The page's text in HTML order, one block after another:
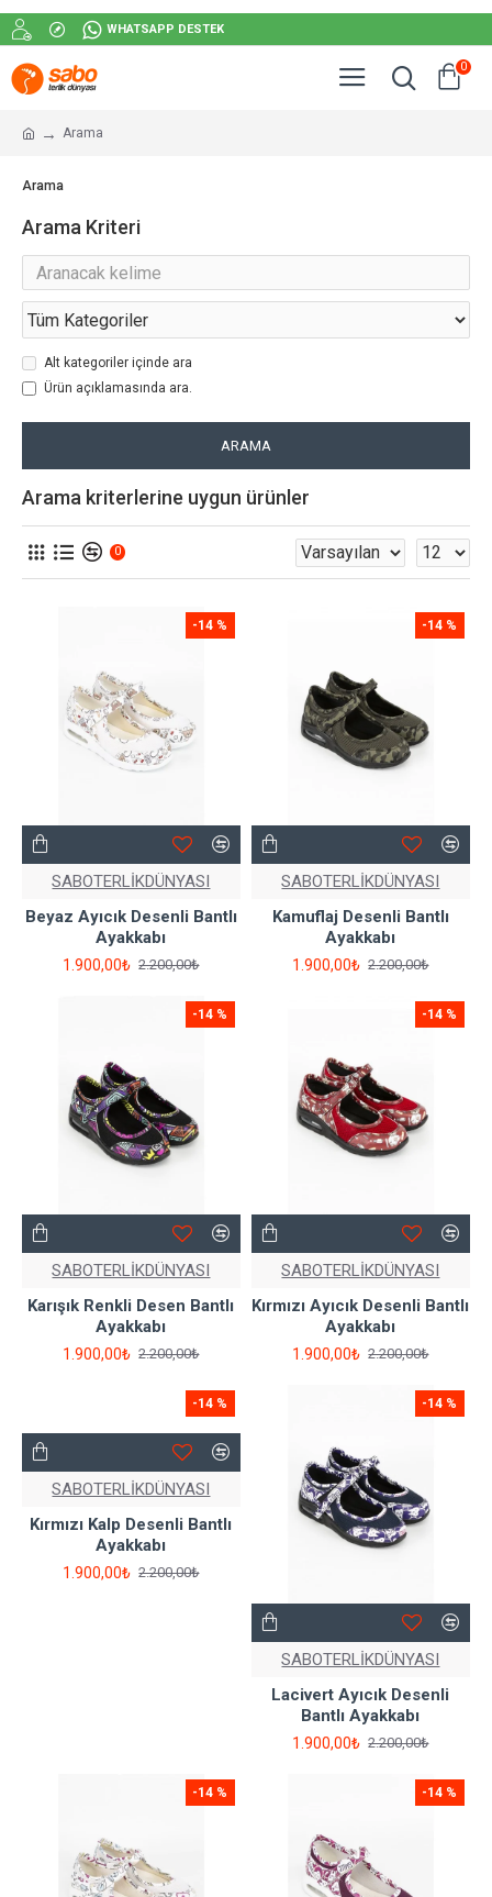
WHATSAPP DESTEK
0
Arama
Arama
Arama Kriteri
Alt kategoriler içinde ara
Ürün açıklamasında ara.
ARAMA
Arama kriterlerine uygun ürünler
0
-14 %
SABOTERLİKDÜNYASI
Beyaz Ayıcık Desenli Bantlı
Ayakkabı
1.900,00₺ 2.200,00₺
-14 %
SABOTERLİKDÜNYASI
Kamuflaj Desenli Bantlı
Ayakkabı
1.900,00₺ 2.200,00₺
-14 %
SABOTERLİKDÜNYASI
Karışık Renkli Desen Bantlı
Ayakkabı
1.900,00₺ 2.200,00₺
-14 %
SABOTERLİKDÜNYASI
Kırmızı Ayıcık Desenli Bantlı
Ayakkabı
1.900,00₺ 2.200,00₺
-14 %
SABOTERLİKDÜNYASI
Kırmızı Kalp Desenli Bantlı
Ayakkabı
1.900,00₺ 2.200,00₺
-14 %
SABOTERLİKDÜNYASI
Lacivert Ayıcık Desenli
Bantlı Ayakkabı
1.900,00₺ 2.200,00₺
-14 % -14 %